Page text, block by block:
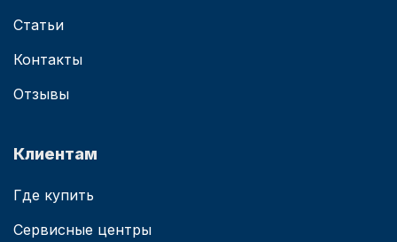
Статьи
Контакты
Отзывы
Клиентам
Где купить
Сервисные центры